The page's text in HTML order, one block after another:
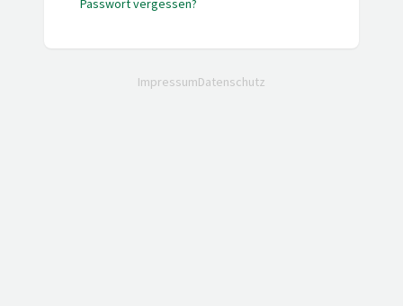
Passwort vergessen?
ImpressumDatenschutz